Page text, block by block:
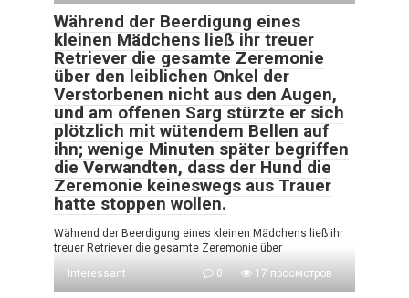
Während der Beerdigung eines
kleinen Mädchens ließ ihr treuer
Retriever die gesamte Zeremonie
über den leiblichen Onkel der
Verstorbenen nicht aus den Augen,
und am offenen Sarg stürzte er sich
plötzlich mit wütendem Bellen auf
ihn; wenige Minuten später begriffen
die Verwandten, dass der Hund die
Zeremonie keineswegs aus Trauer
hatte stoppen wollen.
Während der Beerdigung eines kleinen Mädchens ließ ihr
treuer Retriever die gesamte Zeremonie über
Interessant
0 17 просмотров